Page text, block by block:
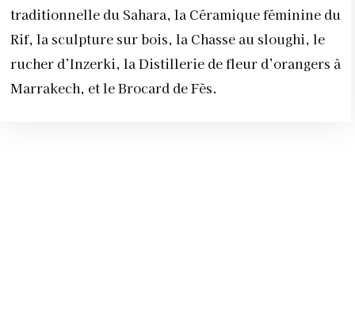
traditionnelle du Sahara, la Céramique féminine du
Rif, la sculpture sur bois, la Chasse au sloughi, le
rucher d’Inzerki, la Distillerie de fleur d’orangers à
Marrakech, et le Brocard de Fès.